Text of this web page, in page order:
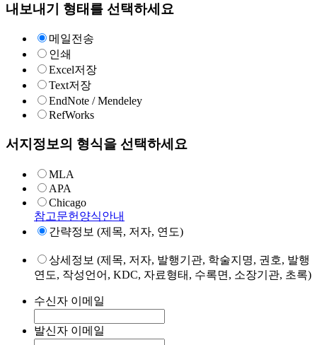
내보내기 형태를 선택하세요
메일전송
인쇄
Excel저장
Text저장
EndNote / Mendeley
RefWorks
서지정보의 형식을 선택하세요
MLA
APA
Chicago
참고문헌양식안내
간략정보 (제목, 저자, 연도)
상세정보 (제목, 저자, 발행기관, 학술지명, 권호, 발행
연도, 작성언어, KDC, 자료형태, 수록면, 소장기관, 초록)
수신자 이메일
발신자 이메일